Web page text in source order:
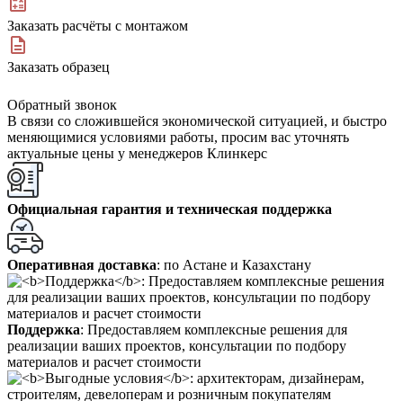
Заказать расчёты с монтажом
Заказать образец
Обратный звонок
В связи со сложившейся экономической ситуацией, и быстро
меняющимися условиями работы, просим вас уточнять
актуальные цены у менеджеров Клинкерс
Официальная гарантия и техническая поддержка
Оперативная доставка: по Астане и Казахстану
Поддержка: Предоставляем комплексные решения для
реализации ваших проектов, консультации по подбору
материалов и расчет стоимости